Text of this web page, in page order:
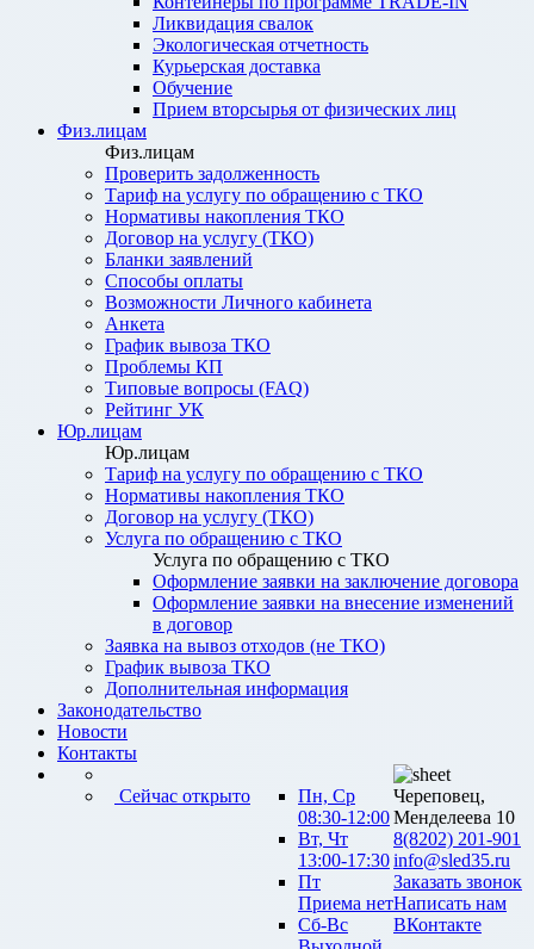
Ликвидация свалок
Экологическая отчетность
Курьерская доставка
Обучение
Прием вторсырья от физических лиц
Физ.лицам
Физ.лицам
Проверить задолженность
Тариф на услугу по обращению с ТКО
Нормативы накопления ТКО
Договор на услугу (ТКО)
Бланки заявлений
Способы оплаты
Возможности Личного кабинета
Анкета
График вывоза ТКО
Проблемы КП
Типовые вопросы (FAQ)
Рейтинг УК
Юр.лицам
Юр.лицам
Тариф на услугу по обращению с ТКО
Нормативы накопления ТКО
Договор на услугу (ТКО)
Услуга по обращению с ТКО
Услуга по обращению с ТКО
Оформление заявки на заключение договора
Оформление заявки на внесение изменений
в договор
Заявка на вывоз отходов (не ТКО)
График вывоза ТКО
Дополнительная информация
Законодательство
Новости
Контакты
Сейчас открыто
Пн, Ср
08:30-12:00
Вт, Чт
13:00-17:30
Пт
Приема нет
Сб-Вс
Череповец,
Менделеева 10
8(8202) 201-901
info@sled35.ru
Заказать звонок
Написать нам
ВКонтакте